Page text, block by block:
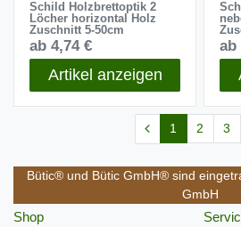
Schild Holzbrettoptik 2
Löcher horizontal Holz
Zuschnitt 5-50cm
ab 4,74 €
Artikel anzeigen
ab
1 2 3
Bütic® und Bütic GmbH® sind
GmbH
Shop